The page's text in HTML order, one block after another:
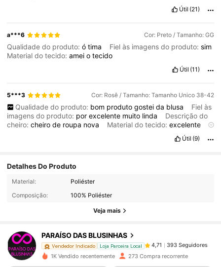
Útil (21)
a***6 Cor: Preto / Tamanho: GG
Qualidade do produto:ótima Fiel às imagens do produto:sim
Material do tecido:ameiotecido
Útil (11)
5***3 Cor: Rosê / Tamanho: Tamanho Unico 38-42
Qualidade do produto: bom produto gostei da blusa
Fiel às
imagens do produto: porexcelente muito linda
Descrição do
cheiro:cheirode roupa nova Material do tecido:excelente
Útil (9)
Detalhes Do Produto
Material:
Poliéster
Composição:
100% Poliéster
Veja mais
PARAÍSO DAS BLUSINHAS
Vendedor Indicado Loja Parceira Local
e***1pago1 dia atrás
1K Vendido recentemente 273 Compra recorrente